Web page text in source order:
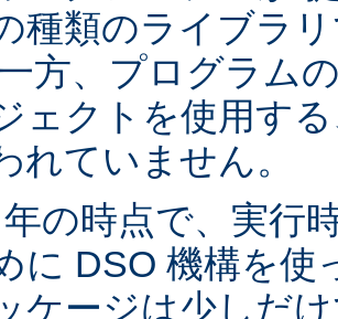
種類のライブラ
方、プログラム
ェクトを使用す
れていません。
の時点で、実行
に DSO 機構を使
ケージは少しだ